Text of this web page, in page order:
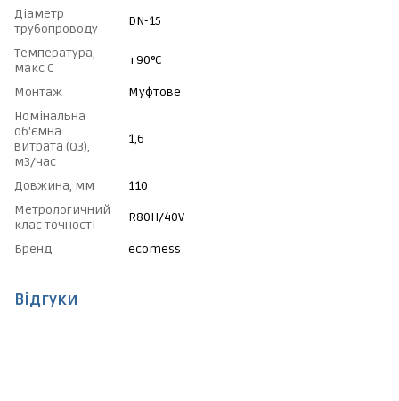
Діаметр
трубопроводу
DN-15
Температура,
макс С
+90°C
Монтаж
Муфтове
Номінальна
об'ємна
витрата (Q3),
м3/час
1,6
Довжина, мм
110
Метрологичний
клас точності
R80H/40V
Бренд ecomess
Відгуки